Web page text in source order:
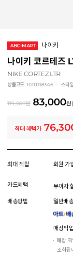
ABC-MART 나이키
나이키 코르테즈
NIKE CORTEZ LTR
상품코드 1010118346 스타
119,000원 83,000원
최대 혜택가
멤버십 상시 할인
모든 혜택이 적용된 금액
최대 적립 회원 가
카드혜택 무이자
배송방법 일반배
매장픽업
매장
조회됩